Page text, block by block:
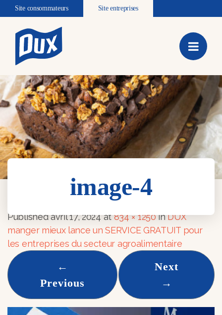
Site consommateurs Site entreprises
image-4
image-4
Publishedavril 17, 2024at834 × 1250inDUX
manger mieux lance un SERVICE GRATUIT pour
les entreprises du secteur agroalimentaire
←
Previous
Next
→